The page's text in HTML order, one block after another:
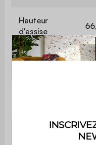
Hauteur
d'assise
Profondeur
Poids max.